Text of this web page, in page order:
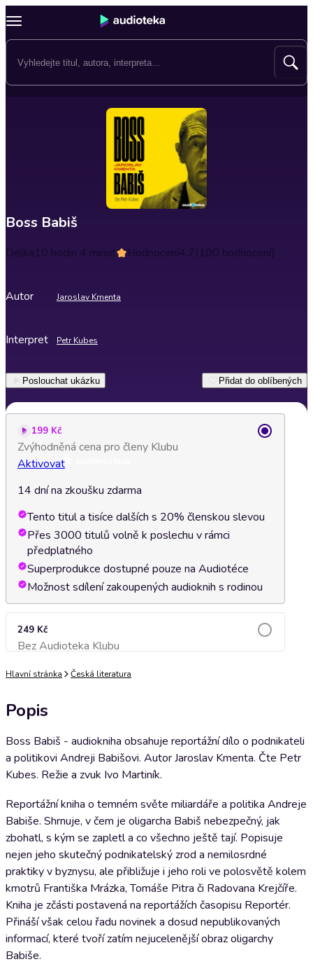
Boss Babiš
Délka10 hodin 4 minut Hodnocení4.7(100 hodnocení)
Autor Jaroslav Kmenta
Interpret Petr Kubes
Poslouchat ukázku Přidat do oblíbených
199 Kč
Zvýhodněná cena pro členy Klubu
Aktivovat
14 dní na zkoušku zdarma
Tento titul a tisíce dalších s 20% členskou slevou
Přes 3000 titulů volně k poslechu v rámci
předplatného
Superprodukce dostupné pouze na Audiotéce
Možnost sdílení zakoupených audioknih s rodinou
249 Kč
Bez Audioteka KlubuPřidat do košíku
Hlavní stránka Česká literatura
Popis
Boss Babiš - audiokniha obsahuje reportážní dílo o podnikateli
a politikovi Andreji Babišovi. Autor Jaroslav Kmenta. Čte Petr
Kubes. Režie a zvuk Ivo Martiník.
Reportážní kniha o temném světe miliardáře a politika Andreje
Babiše. Shrnuje, v čem je oligarcha Babiš nebezpečný, jak
zbohatl, s kým se zapletl a co všechno ještě tají. Popisuje
nejen jeho skutečný podnikatelský zrod a nemilosrdné
praktiky v byznysu, ale přibližuje i jeho roli ve polosvětě kolem
kmotrů Františka Mrázka, Tomáše Pitra či Radovana Krejčíře.
Kniha je zčásti postavená na reportážích časopisu Reportér.
Přináší však celou řadu novinek a dosud nepublikovaných
informací, které tvoří zatím nejucelenější obraz oligarchy
Babiše.